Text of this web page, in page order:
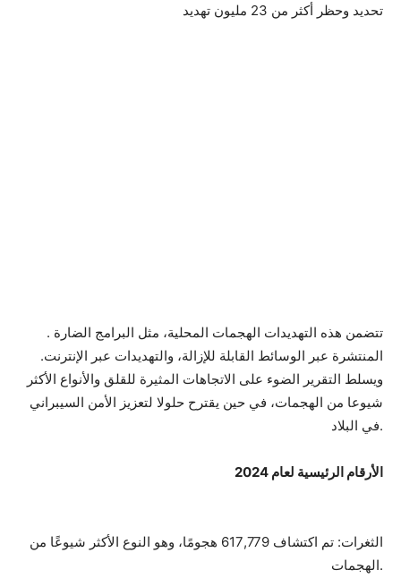
تحديد وحظر أكثر من 23 مليون تهديد
. تتضمن هذه التهديدات الهجمات المحلية، مثل البرامج الضارة
المنتشرة عبر الوسائط القابلة للإزالة، والتهديدات عبر الإنترنت.
ويسلط التقرير الضوء على الاتجاهات المثيرة للقلق والأنواع الأكثر
شيوعا من الهجمات، في حين يقترح حلولا لتعزيز الأمن السيبراني
في البلاد.
الأرقام الرئيسية لعام 2024
الثغرات: تم اكتشاف 617,779 هجومًا، وهو النوع الأكثر شيوعًا من
الهجمات.